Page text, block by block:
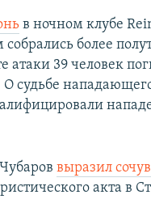
в ночном клубе
более
атаки 39 человек
О судьбе
выразил
акта в